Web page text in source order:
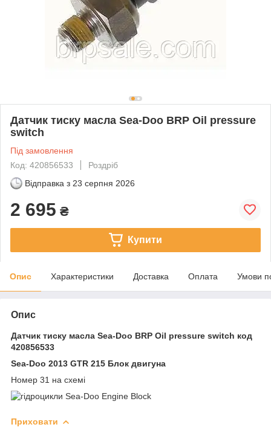
Датчик тиску масла Sea-Doo BRP Oil pressure
switch
Під замовлення
Код: 420856533
Роздріб
Відправка з 23 серпня 2026
2 695 ₴
Купити
Опис Характеристики Доставка Оплата Умови
Опис
Датчик тиску масла Sea-Doo BRP Oil pressure switch код
420856533
Sea-Doo 2013 GTR 215 Блок двигуна
Номер 31 на схемі
Приховати